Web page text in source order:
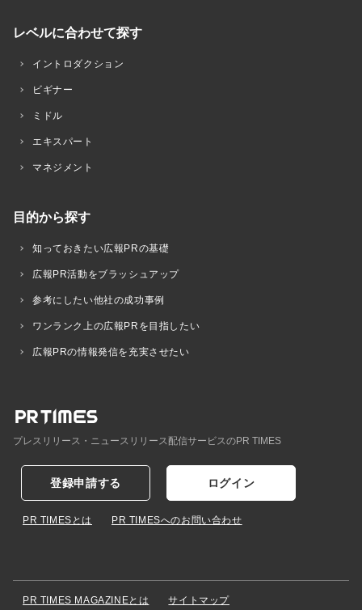
レベルに合わせて探す
イントロダクション
ビギナー
ミドル
エキスパート
マネジメント
目的から探す
知っておきたい広報PRの基礎
広報PR活動をブラッシュアップ
参考にしたい他社の成功事例
ワンランク上の広報PRを目指したい
広報PRの情報発信を充実させたい
プレスリリース・ニュースリリース配信サービスのPR TIMES
登録申請する ログイン
PR TIMESとは PR TIMESへのお問い合わせ
PR TIMES MAGAZINEとは サイトマップ